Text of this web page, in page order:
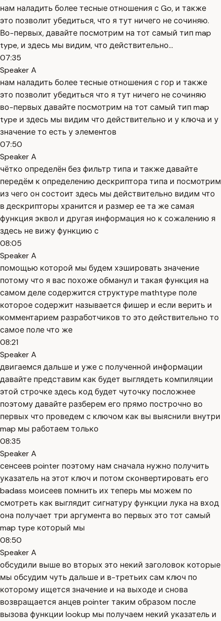
нам наладить более тесные отношения с Go, и также
это позволит убедиться, что я тут ничего не сочиняю.
Во-первых, давайте посмотрим на тот самый тип map
type, и здесь мы видим, что действительно...
07:35
Speaker A
нам наладить более тесные отношения с гор и также
это позволит убедиться что я тут ничего не сочиняю
во-первых давайте посмотрим на тот самый тип map
type и здесь мы видим что действительно и у ключа и у
значение то есть у элементов
07:50
Speaker A
чётко определён без фильтр типа и также давайте
передём к определению дескриптора типа и посмотрим
из чего он состоит здесь мы действительно видим что
в дескрипторы хранится и размер ее та же самая
функция эквол и другая информация но к сожалению я
здесь не вижу функцию с
08:05
Speaker A
помощью которой мы будем хэшировать значение
потому что я вас похоже обманул и такая функция на
самом деле содержится структуре mathtype поле
которое содержит называется фишер и если верить и
комментарием разработчиков то это действительно то
самое поле что же
08:21
Speaker A
двигаемся дальше и уже с полученной информации
давайте представим как будет выглядеть компиляции
этой строчке здесь код будет чуточку посложнее
поэтому давайте разберем его прямо построчно во
первых что проведем с ключом как вы выяснили внутри
map мы работаем только
08:35
Speaker A
сенсеев pointer поэтому нам сначала нужно получить
указатель на этот ключ и потом сконвертировать его
badass моисеев помнить их теперь мы можем по
смотреть как выглядит сигнатуру функции лука на вход
она получает три аргумента во первых это тот самый
map type который мы
08:50
Speaker A
обсудили выше во вторых это некий заголовок которые
мы обсудим чуть дальше и в-третьих сам ключ по
которому ищется значение и на выходе и снова
возвращается анцев pointer таким образом после
вызова функции lookup мы получаем некий указатель и